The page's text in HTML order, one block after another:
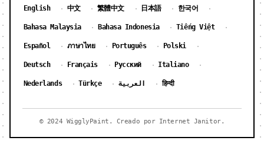
English · 中文 · 繁體中文 · 日本語 · 한국어 ·
Bahasa Malaysia · Bahasa Indonesia · Tiếng Việt ·
Español · ภาษาไทย · Português · Polski ·
Deutsch · Français · Русский · Italiano ·
Nederlands · Türkçe · العربية · हिन्दी
© 2024 WigglyPaint. Creado por Internet Janitor.